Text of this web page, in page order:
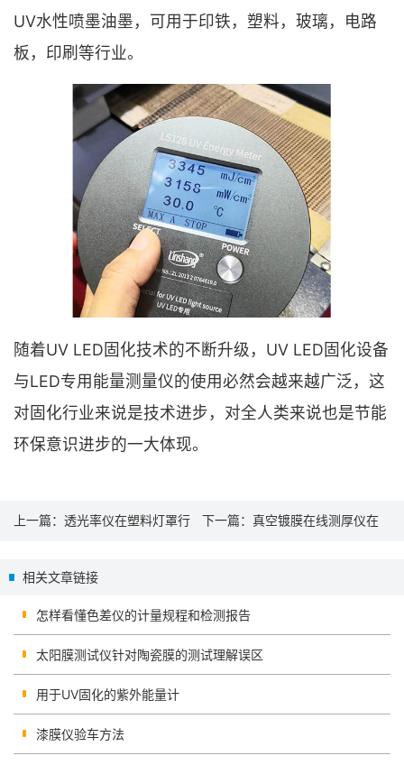
UV水性喷墨油墨，可用于印铁，塑料，玻璃，电路
板，印刷等行业。
随着UV LED固化技术的不断升级，UV LED固化设备
与LED专用能量测量仪的使用必然会越来越广泛，这
对固化行业来说是技术进步，对全人类来说也是节能
环保意识进步的一大体现。
上一篇： 透光率仪在塑料灯罩行 下一篇： 真空镀膜在线测厚仪在
相关文章链接
怎样看懂色差仪的计量规程和检测报告
太阳膜测试仪针对陶瓷膜的测试理解误区
用于UV固化的紫外能量计
漆膜仪验车方法